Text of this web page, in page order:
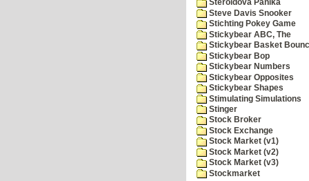
Steroidova Panika
Steve Davis Snooker
Stichting Pokey Game
Stickybear ABC, The
Stickybear Basket
Stickybear Bop
Stickybear Numbers
Stickybear Opposites
Stickybear Shapes
Stimulating Simulations
Stinger
Stock Broker
Stock Exchange
Stock Market (v1)
Stock Market (v2)
Stock Market (v3)
Stockmarket